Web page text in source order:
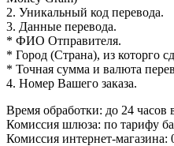
2. Уникальный код перевода.
3. Данные перевода.
* ФИО Отправителя.
* Город (Страна), из которго
* Точная сумма и валюта
4. Номер Вашего заказа.
Время обработки: до 24 часов
Комиссия шлюза: по тарифу
Комиссия интернет-магазина: